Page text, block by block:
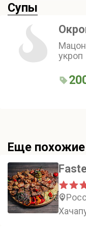
Супы
укроп
Еще